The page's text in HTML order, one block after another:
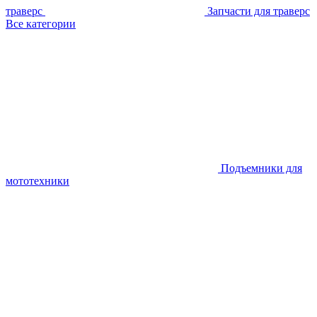
траверс
Запчасти для траверс
Все категории
Подъемники для
мототехники